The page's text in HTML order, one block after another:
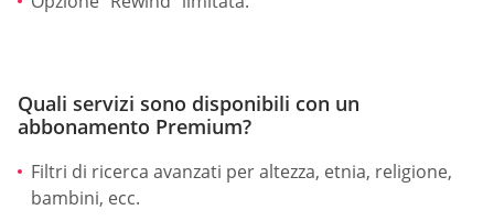
Quali servizi sono disponibili con un
abbonamento Premium?
Filtri di ricerca avanzati per altezza, etnia, religione,
bambini, ecc.